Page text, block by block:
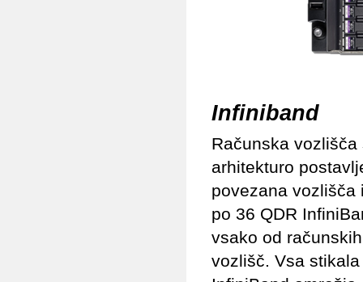
Infiniband
Računska
arhitekturo
povezana
po 36 QDR
vsako od
vozlišč. Vsa